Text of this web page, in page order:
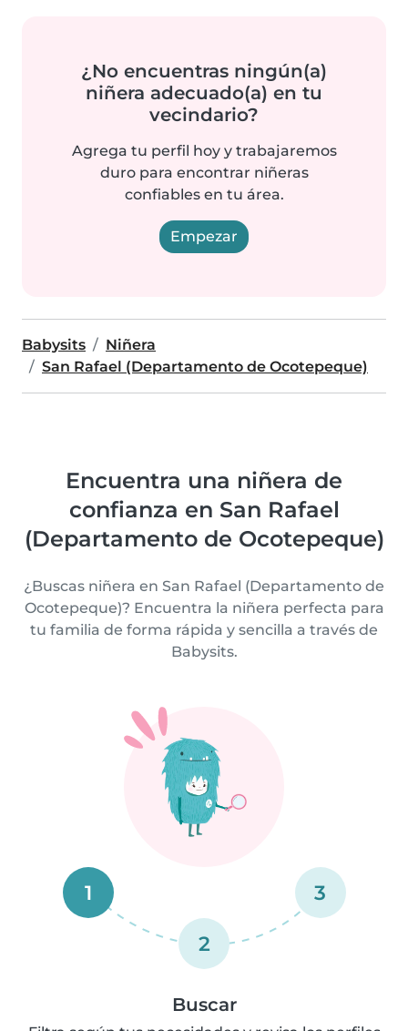
¿No encuentras ningún(a)
niñera adecuado(a) en tu
vecindario?
Agrega tu perfil hoy y trabajaremos
duro para encontrar niñeras
confiables en tu área.
Empezar
Babysits
Niñera
San Rafael (Departamento de Ocotepeque)
Encuentra una niñera de
confianza en San Rafael
(Departamento de Ocotepeque)
¿Buscas niñera en San Rafael (Departamento de
Ocotepeque)? Encuentra la niñera perfecta para
tu familia de forma rápida y sencilla a través de
Babysits.
1
2
3
Buscar